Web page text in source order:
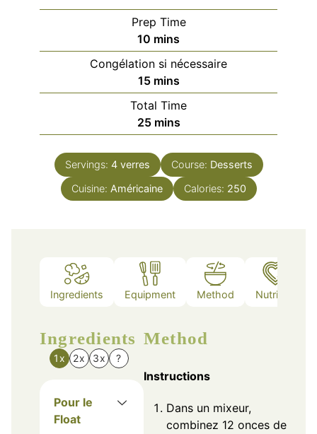
Prep Time
10 minutes
mins
Congélation si nécessaire
15minutes
mins
Total Time
25minutes
mins
Servings: 4 verres Course: Desserts
Cuisine: Américaine Calories: 250
Ingredients Equipment Method Nutrition
Ingredients
1x 2x 3x ?
Pour le
Float
Method
Instructions
Dans un mixeur,
combinez 12 onces de